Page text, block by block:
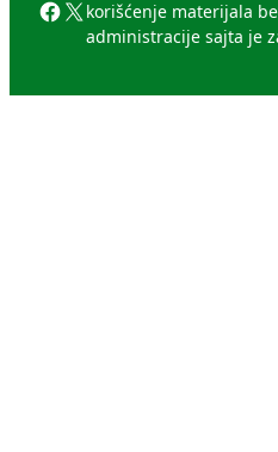
Facebook
X korišćenje materijala
administracije sajta je